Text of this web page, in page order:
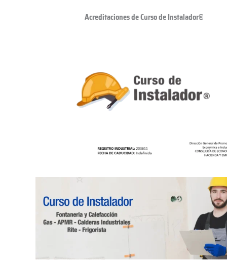
Acreditaciones de Curso de Instalador®